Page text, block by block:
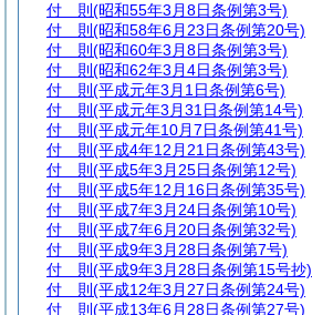
付 則 (昭和55年3月8日条例第3号)
付 則 (昭和58年6月23日条例第20号)
付 則 (昭和60年3月8日条例第3号)
付 則 (昭和62年3月4日条例第3号)
付 則 (平成元年3月1日条例第6号)
付 則 (平成元年3月31日条例第14号)
付 則 (平成元年10月7日条例第41号)
付 則 (平成4年12月21日条例第43号)
付 則 (平成5年3月25日条例第12号)
付 則 (平成5年12月16日条例第35号)
付 則 (平成7年3月24日条例第10号)
付 則 (平成7年6月20日条例第32号)
付 則 (平成9年3月28日条例第7号)
付 則 (平成9年3月28日条例第15号抄)
付 則 (平成12年3月27日条例第24号)
付 則 (平成13年6月28日条例第27号)